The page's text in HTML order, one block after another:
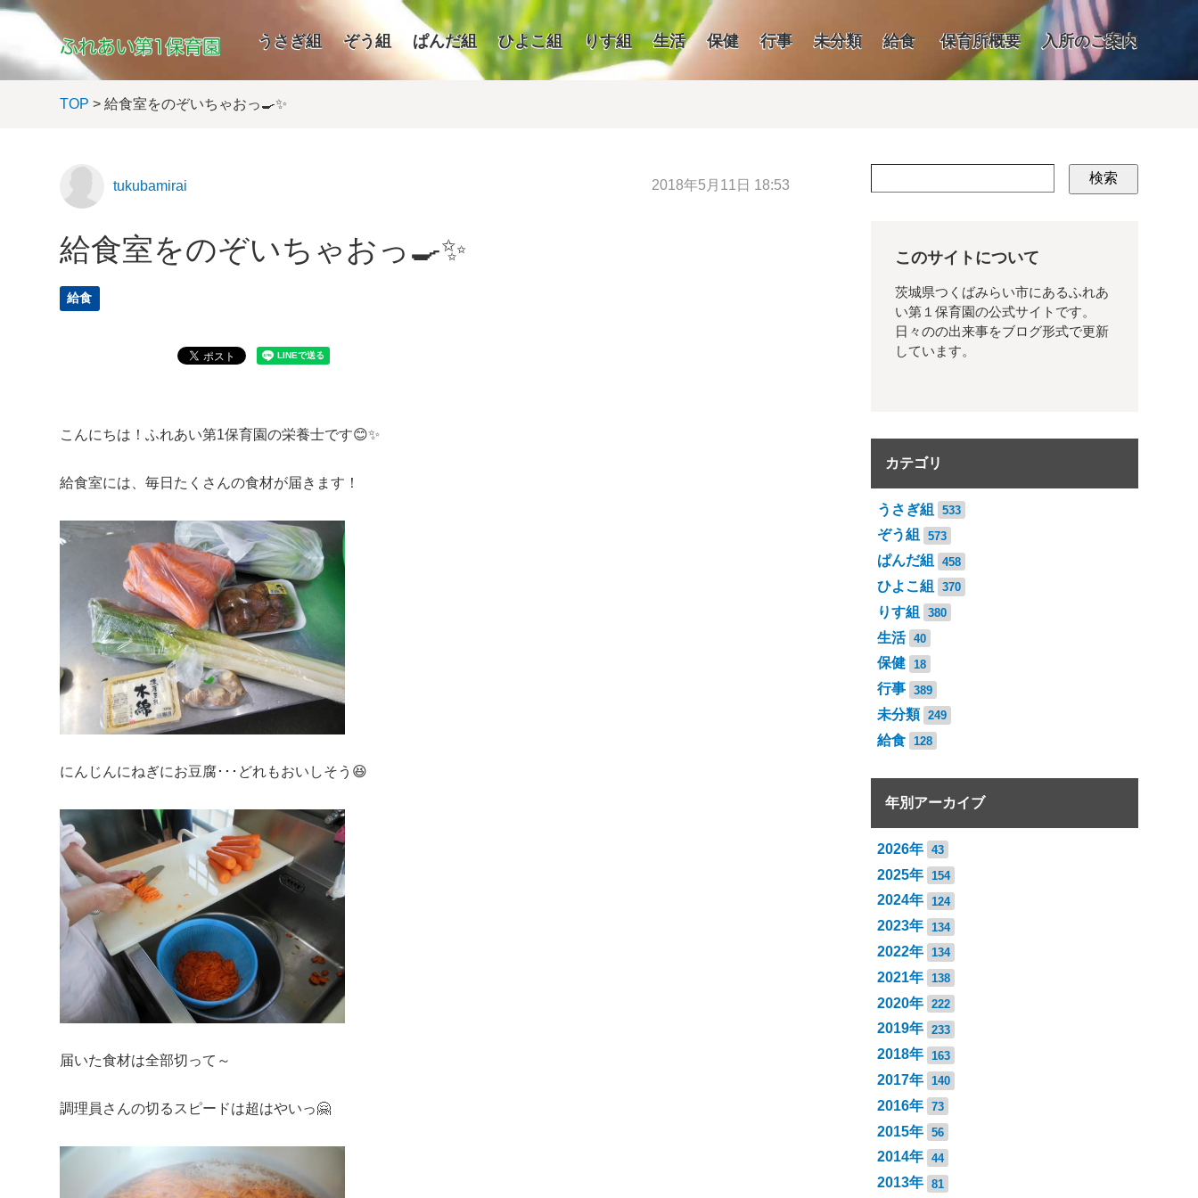
うさぎ組 ぞう組 ぱんだ組 ひよこ組 りす組 生活 保健 行事 未分類 給食 保育所概要 入所のご案内
TOP > 給食室をのぞいちゃおっ🍳✨
tukubamirai 2018年5月11日 18:53
給食室をのぞいちゃおっ🍳✨
給食
こんにちは！ふれあい第1保育園の栄養士です😊✨
給食室には、毎日たくさんの食材が届きます！
にんじんにねぎにお豆腐･･･どれもおいしそう😆
届いた食材は全部切って～
調理員さんの切るスピードは超はやいっ🤗
検索
このサイトについて
茨城県つくばみらい市にあるふれあ
い第１保育園の公式サイトです。
日々のの出来事をブログ形式で更新
しています。
カテゴリ
うさぎ組 533
ぞう組 573
ぱんだ組 458
ひよこ組 370
りす組 380
生活 40
保健 18
行事 389
未分類 249
給食 128
年別アーカイブ
2026年 43
2025年 154
2024年 124
2023年 134
2022年 134
2021年 138
2020年 222
2019年 233
2018年 163
2017年 140
2016年 73
2015年 56
2014年 44
2013年 81